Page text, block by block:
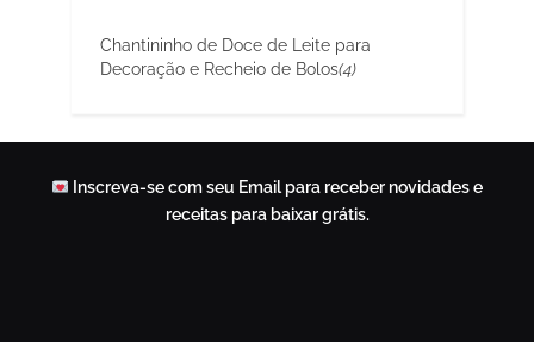
Chantininho de Doce de Leite para
Decoração e Recheio de Bolos(4)
Inscreva-se com seu Email para receber novidades e
receitas para baixar grátis.